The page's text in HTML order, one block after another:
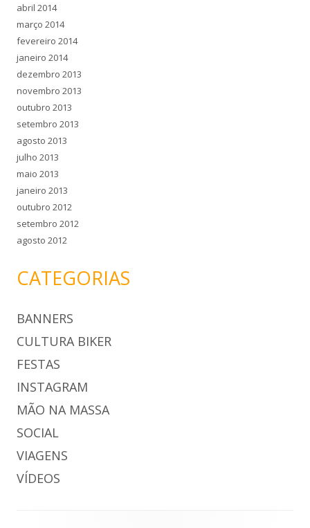
abril 2014
março 2014
fevereiro 2014
janeiro 2014
dezembro 2013
novembro 2013
outubro 2013
setembro 2013
agosto 2013
julho 2013
maio 2013
janeiro 2013
outubro 2012
setembro 2012
agosto 2012
CATEGORIAS
BANNERS
CULTURA BIKER
FESTAS
INSTAGRAM
MÃO NA MASSA
SOCIAL
VIAGENS
VÍDEOS